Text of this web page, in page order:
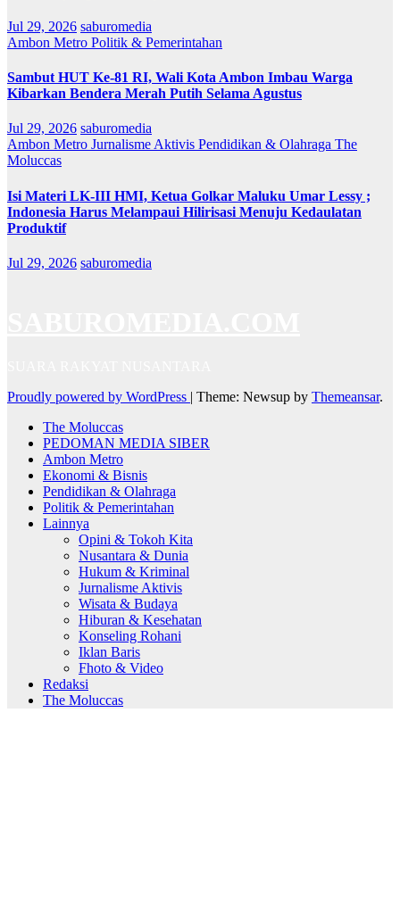
Jul 29, 2026 saburomedia
Ambon Metro Politik & Pemerintahan
Sambut HUT Ke-81 RI, Wali Kota Ambon Imbau Warga
Kibarkan Bendera Merah Putih Selama Agustus
Jul 29, 2026 saburomedia
Ambon Metro Jurnalisme Aktivis Pendidikan & Olahraga The
Moluccas
Isi Materi LK-III HMI, Ketua Golkar Maluku Umar Lessy ;
Indonesia Harus Melampaui Hilirisasi Menuju Kedaulatan
Produktif
Jul 29, 2026 saburomedia
Proudly powered by WordPress | Theme: Newsup by Themeansar.
The Moluccas
PEDOMAN MEDIA SIBER
Ambon Metro
Ekonomi & Bisnis
Pendidikan & Olahraga
Politik & Pemerintahan
Lainnya
Opini & Tokoh Kita
Nusantara & Dunia
Hukum & Kriminal
Jurnalisme Aktivis
Wisata & Budaya
Hiburan & Kesehatan
Konseling Rohani
Iklan Baris
Fhoto & Video
Redaksi
The Moluccas